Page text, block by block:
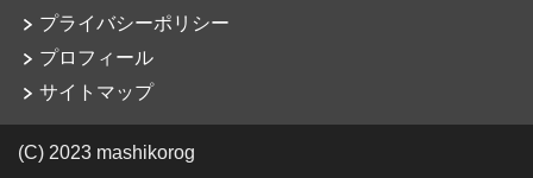
プライバシーポリシー
プロフィール
サイトマップ
(C) 2023 mashikorog